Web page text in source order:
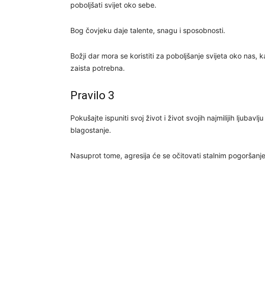
poboljšati svijet oko sebe.
Bog čovjeku daje talente, snagu i sposobnosti.
Božji dar mora se koristiti za poboljšanje svijeta oko nas,
zaista potrebna.
Pravilo 3
Pokušajte ispuniti svoj život i život svojih najmilijih
blagostanje.
Nasuprot tome, agresija će se očitovati stalnim